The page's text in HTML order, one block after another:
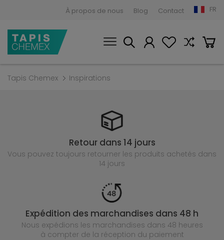
À propos de nous Blog Contact FR
Tapis Chemex Inspirations
Retour dans 14 jours
Vous pouvez toujours retourner les produits achetés dans
14 jours
Expédition des marchandises dans 48 h
Nous expédions les marchandises dans 48 heures
à compter de la réception du paiement